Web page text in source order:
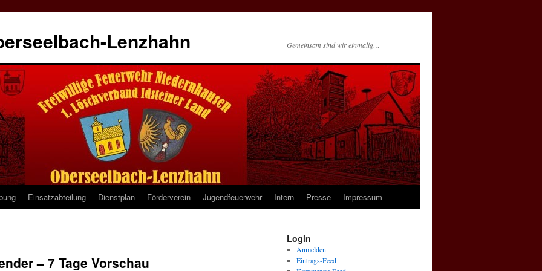
Lenzhahn Gemeinsam sind wir einmalig…
Einsatzabteilung Dienstplan Förderverein Jugendfeuerwehr Intern Presse Impressum
– 7 Tage Vorschau
Login
Anmelden
Eintrags-Feed